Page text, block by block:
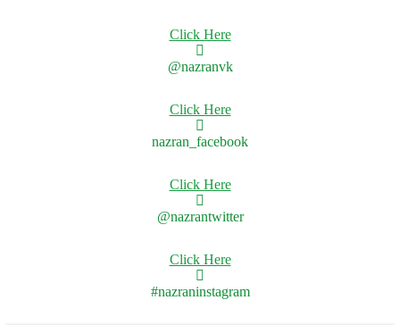
Click Here
@nazranvk
Click Here
nazran_facebook
Click Here
@nazrantwitter
Click Here
#nazraninstagram